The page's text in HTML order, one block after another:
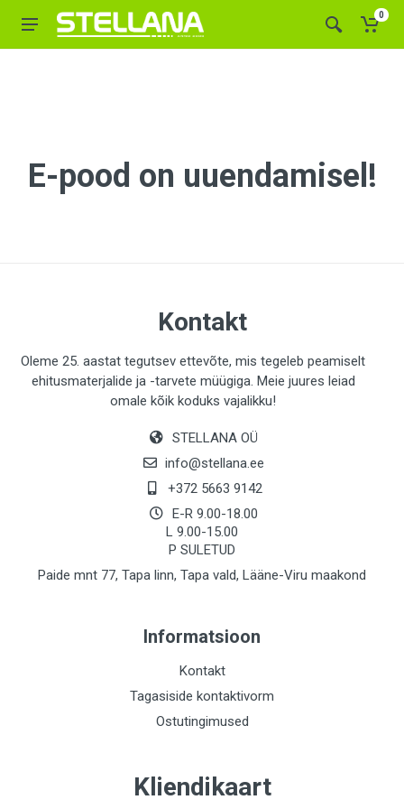
0
E-pood on uuendamisel!
Kontakt
Oleme 25. aastat tegutsev ettevõte, mis tegeleb peamiselt
ehitusmaterjalide ja -tarvete müügiga. Meie juures leiad
omale kõik koduks vajalikku!
STELLANA OÜ
info@stellana.ee
+372 5663 9142
E-R 9.00-18.00
L 9.00-15.00
P SULETUD
Paide mnt 77, Tapa linn, Tapa vald, Lääne-Viru maakond
Informatsioon
Kontakt
Tagasiside kontaktivorm
Ostutingimused
Kliendikaart